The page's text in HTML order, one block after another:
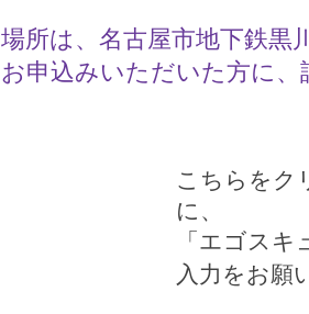
場所は、名古屋市地下鉄
お申込みいただいた方に
こちらをク
に、
「エゴス
入力をお願